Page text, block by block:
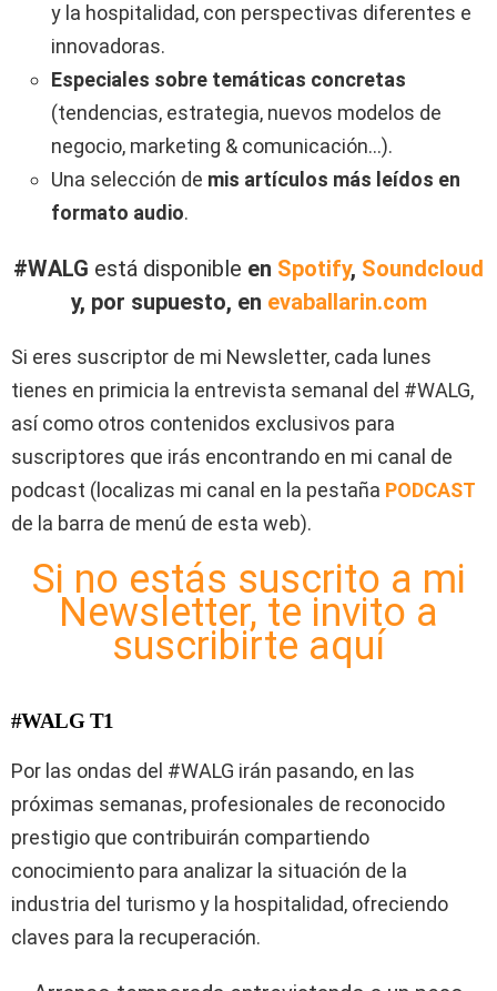
y la hospitalidad, con perspectivas diferentes e
innovadoras.
Especiales sobre temáticas concretas
(tendencias, estrategia, nuevos modelos de
negocio, marketing & comunicación…).
Una selección de mis artículos más leídos en
formato audio.
#WALG está disponible en Spotify, Soundcloud
y, por supuesto, en evaballarin.com
Si eres suscriptor de mi Newsletter, cada lunes
tienes en primicia la entrevista semanal del #WALG,
así como otros contenidos exclusivos para
suscriptores que irás encontrando en mi canal de
podcast (localizas mi canal en la pestaña PODCAST
de la barra de menú de esta web).
Si no estás suscrito a mi
Newsletter, te invito a
suscribirte aquí
#WALG T1
Por las ondas del #WALG irán pasando, en las
próximas semanas, profesionales de reconocido
prestigio que contribuirán compartiendo
conocimiento para analizar la situación de la
industria del turismo y la hospitalidad, ofreciendo
claves para la recuperación.